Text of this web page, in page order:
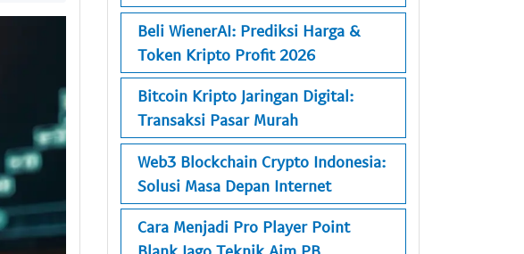
Beli WienerAI: Prediksi Harga &
Token Kripto Profit 2026
Bitcoin Kripto Jaringan Digital:
Transaksi Pasar Murah
Web3 Blockchain Crypto Indonesia:
Solusi Masa Depan Internet
Cara Menjadi Pro Player Point